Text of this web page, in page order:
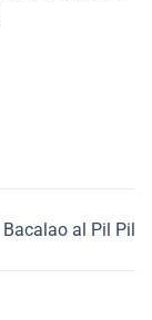
Bacalao al Pil Pil